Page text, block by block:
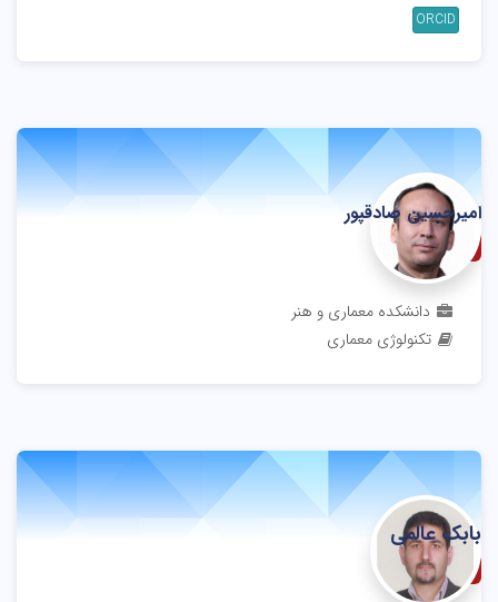
ORCID
امیرحسین صادقپور
دانشیار
دانشکده معماری و هنر
تکنولوژی معماری
بابک عالمی
دانشیار